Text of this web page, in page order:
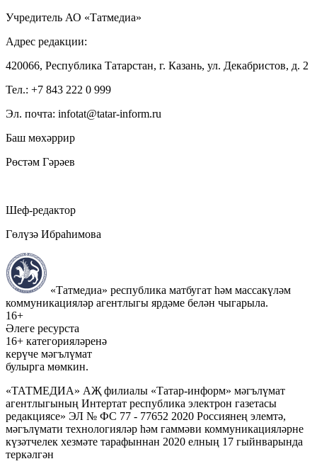
Учредитель АО «Татмедиа»
Адрес редакции:
420066, Республика Татарстан, г. Казань, ул. Декабристов, д. 2
Тел.: +7 843 222 0 999
Эл. почта: infotat@tatar-inform.ru
Баш мөхәррир
Рөстәм Гәрәев
Шеф-редактор
Гөлүзә Ибраһимова
«Татмедиа» республика матбугат һәм массакүләм
коммуникацияләр агентлыгы ярдәме белән чыгарыла.
16+
Әлеге ресурста
16+ категорияләренә
керүче мәгълүмат
булырга мөмкин.
«ТАТМЕДИА» АҖ филиалы «Татар-информ» мәгълүмат
агентлыгының Интертат республика электрон газетасы
редакциясе» ЭЛ № ФС 77 - 77652 2020 Россиянең элемтә,
мәгълүмати технологияләр һәм гаммәви коммуникацияләрне
күзәтчелек хезмәте тарафыннан 2020 елның 17 гыйнварында
теркәлгән